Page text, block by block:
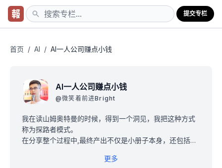
提交专栏
首页 / AI / AI一人公司赚点小钱
AI一人公司赚点小钱
@微笑着前进Bright
我在读山姆奥特曼的时候，得到一个洞见，我把这种方式
称为探路者模式。
在分享整个过程中,最终产出不仅是小册子本身，还包括产
我如何用 AI 一步步构建内容。
更多